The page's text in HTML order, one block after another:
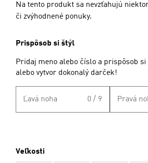
Na tento produkt sa nevzťahujú
či zvýhodnené ponuky.
Prispôsob si štýl
Pridaj meno alebo číslo a prispôsob
alebo vytvor dokonalý darček!
Ľavá noha 0 / 9 Pravá
Veľkosti